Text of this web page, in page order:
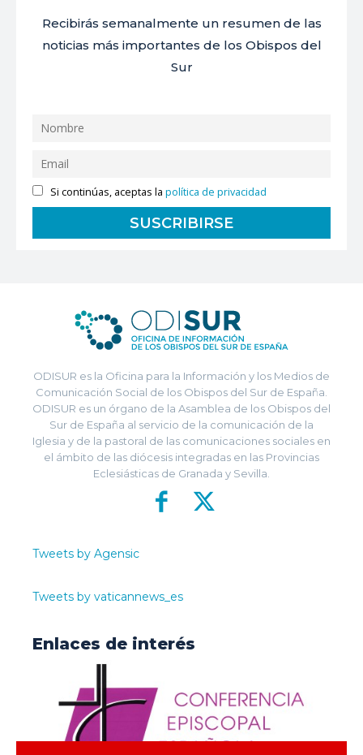
Recibirás semanalmente un resumen de las
noticias más importantes de los Obispos del
Sur
Si continúas, aceptas lapolítica de privacidad
ODISUR es la Oficina para la Información y los Medios de
Comunicación Social de los Obispos del Sur de España.
ODISUR es un órgano de la Asamblea de los Obispos del
Sur de España al servicio de la comunicación de la
Iglesia y de la pastoral de las comunicaciones sociales en
el ámbito de las diócesis integradas en las Provincias
Eclesiásticas de Granada y Sevilla.
Tweets by Agensic
Tweets by vaticannews_es
Enlaces de interés